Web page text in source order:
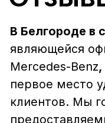
Трафик, лиды и продажи